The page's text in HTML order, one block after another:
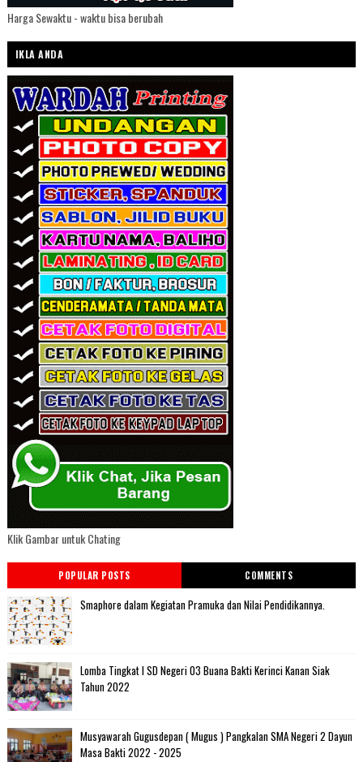
Harga Sewaktu - waktu bisa berubah
IKLA ANDA
Klik Gambar untuk Chating
POPULAR POSTS COMMENTS
Smaphore dalam Kegiatan Pramuka dan Nilai Pendidikannya.
Lomba Tingkat I SD Negeri 03 Buana Bakti Kerinci Kanan Siak
Tahun 2022
Musyawarah Gugusdepan ( Mugus ) Pangkalan SMA Negeri 2 Dayun
Masa Bakti 2022 - 2025